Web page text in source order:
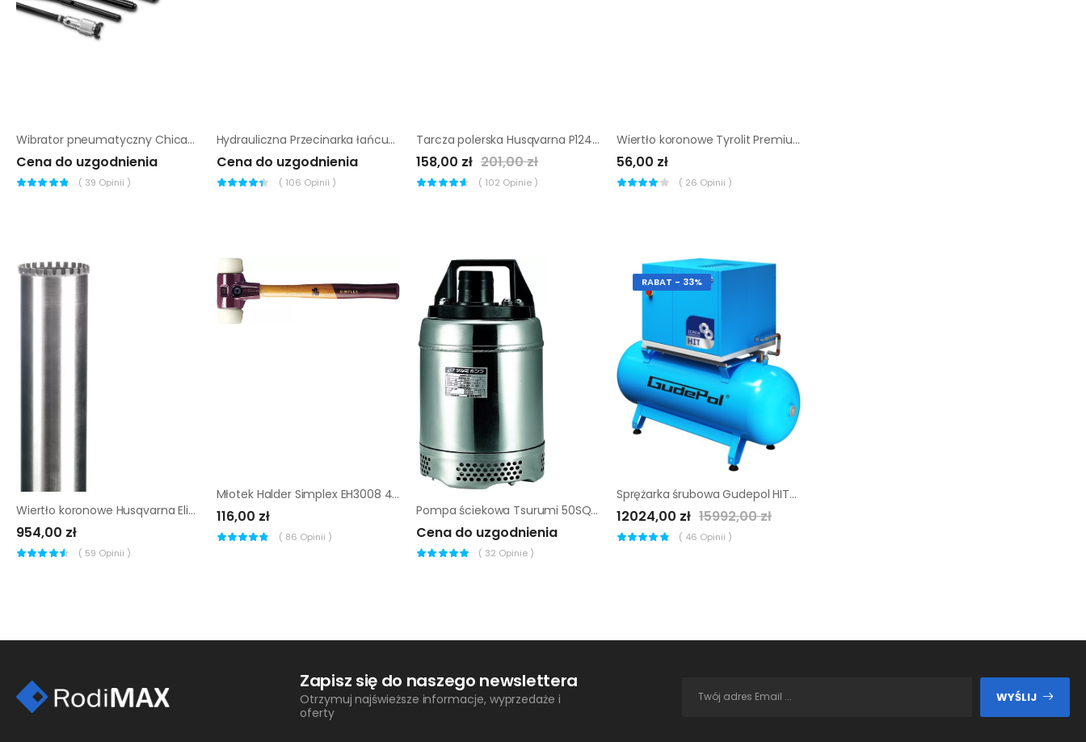
Wibrator pneumatyczny Chicago Pneumatic VPP 57 4m
Cena do uzgodnienia
( 39 Opinii )
Hydrauliczna Przecinarka łańcuchowa Ics 890F4 (30 l/min, 2,5 m)
Cena do uzgodnienia
( 106 Opinii )
Tarcza polerska Husqvarna P1242 125 mm
158,00 zł 201,00 zł
( 102 Opinie )
Wiertło koronowe Tyrolit Premium DDT 8 mm (4 mm)
56,00 zł
( 26 Opinii )
Wiertło koronowe Husqvarna Elite-Drill D1405 152 mm
954,00 zł
( 59 Opinii )
Młotek Halder Simplex EH3008 40 mm (nylon)
116,00 zł
( 86 Opinii )
Pompa ściekowa Tsurumi 50SQ 2.4
Cena do uzgodnienia
( 32 Opinie )
RABAT - 33%
Sprężarka śrubowa Gudepol HIT-3G 4/10/270
12024,00 zł 15992,00 zł
( 46 Opinii )
Zapisz się do naszego newslettera
Otrzymuj najświeższe informacje, wyprzedaże i
oferty
WYŚLIJ